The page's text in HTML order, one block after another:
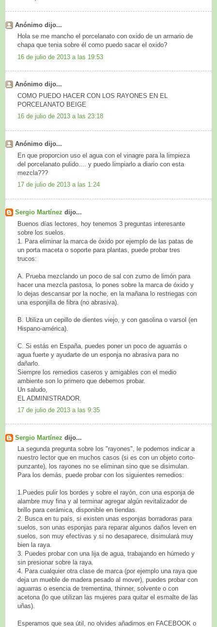
Anónimo dijo...
Hola se me mancho el porcelanato con oxido de un armario de
chapa que tenia sobre él como puedo sacar el oxido?
16 de julio de 2013 a las 19:53
Anónimo dijo...
COMO PUEDO HACER CON LOS RAYONES EN EL
PORCELANATO BEIGE
16 de julio de 2013 a las 23:18
Anónimo dijo...
En que proporcion uso el agua con el vinagre para la limpieza
del porcelanato pulido.... y puedo limpiarlo a diario con esta
mezcla???
17 de julio de 2013 a las 1:24
Sergio Martínez dijo...
Buenos días lectores, hoy tenemos 3 preguntas interesante
sobre los suelos.
1. Para eliminar la marca de óxido por ejemplo de las patas de
un porta maceta o soporte para plantas, puede probar tres
trucos:
A. Prueba mezclando un poco de sal con zumo de limón para
hacer una mezcla pastosa, lo pones sobre la marca de óxido y
lo dejas descansar por la noche, en la mañana lo restriegas con
una esponjilla de fibra (no abrasiva).
B. Utiliza un cepillo de dientes viejo, y con gasolina o varsol (en
Hispano-américa).
C. Si estás en España, puedes poner un poco de aguarrás o
agua fuerte y ayudarte de un esponja no abrasiva para no
dañarlo.
Siempre los remedios caseros y amigables con el medio
ambiente son lo primero que debemos probar.
Un saludo,
EL ADMINISTRADOR.
17 de julio de 2013 a las 9:35
Sergio Martínez dijo...
La segunda pregunta sobre los "rayones", le podemos indicar a
nuestro lector que en muchos casos (si es con un objeto corto-
punzante), los rayones no se eliminan sino que se disimulan.
Para los demás, puede probar con los siguientes remedios:
1.Puedes pulir los bordes y sobre el rayón, con una esponja de
alambre muy fina y al terminar agregar algún revitalizador de
brillo para cerámica, disponible en tiendas.
2. Busca en tu país, si existen unas esponjas borradoras para
suelos, son unas esponjas para reparar algunos daños leven en
suelos, son muy efectivas y si no desaparece, disimulará muy
bien la raya.
3. Puedes probar con una lija de agua, trabajando en húmedo y
sin presionar sobre la raya.
4. Para cualquier otra clase de marca (por ejemplo una raya que
deja un mueble de madera pesado al mover), puedes probar con
aguarras o esencia de trementina, thinner, solvente o con
acetona (lo que utilizan las mujeres para quitar el esmalte de las
uñas).
Esperamos que sea útil, no olvides añadirnos en FACEBOOK o